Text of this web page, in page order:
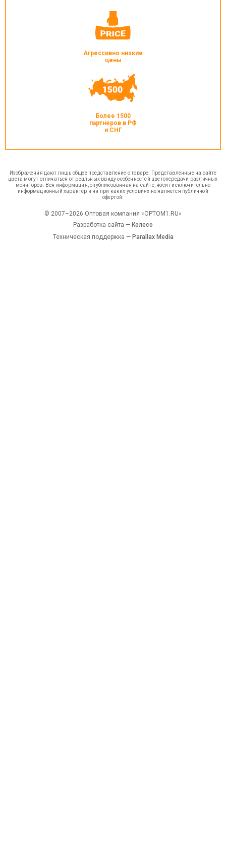
Агрессивно низкие
цены
Более 1500
партнеров в РФ
и СНГ
Изображения дают лишь общее представление о товаре. Представленные на сайте
цвета могут отличаться от реальных ввиду особенностей цветопередачи различных
мониторов. Вся информация, опубликованная на сайте, носит исключительно
информационный характер и ни при каких условиях не является публичной
офертой.
© 2007–2026 Оптовая компания «OPTOM1.RU»
Разработка сайта — Колесо
Техническая поддержка — Parallax Media